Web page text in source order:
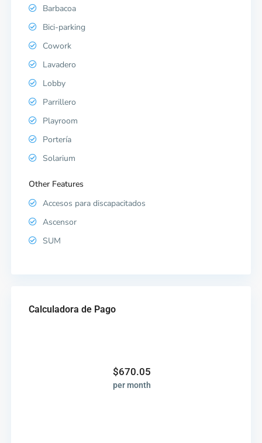
Barbacoa
Bici-parking
Cowork
Lavadero
Lobby
Parrillero
Playroom
Portería
Solarium
Other Features
Accesos para discapacitados
Ascensor
SUM
Calculadora de Pago
$670.05
per month